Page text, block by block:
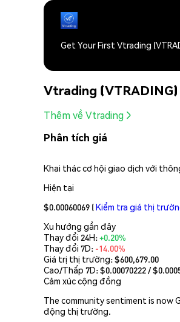
Get Your First Vtrading
Vtrading (VTRADING)
Thêm về Vtrading
Phân tích giá
Khai thác cơ hội giao dịch với
Hiện tại
$0.00060069 (Kiểm tra giá thị
Xu hướng gần đây
Thay đổi 24H:+0.20%
Thay đổi 7D: -14.00%
Giá trị thị trường:$600,679.00
Cao/Thấp 7D: $0.00070222/ $
Cảm xúc cộng đồng
The community sentiment is now
động thị trường.